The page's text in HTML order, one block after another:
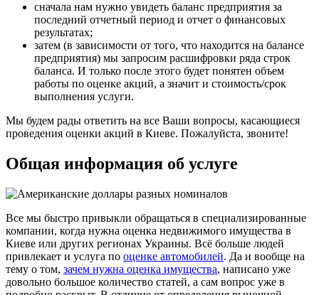
сначала нам нужно увидеть баланс предприятия за
последний отчетный период и отчет о финансовых
результатах;
затем (в зависимости от того, что находится на балансе
предприятия) мы запросим расшифровки ряда строк
баланса. И только после этого будет понятен объем
работы по оценке акций, а значит и стоимость/срок
выполнения услуги.
Мы будем рады ответить на все Ваши вопросы, касающиеся
проведения оценки акций в Киеве. Пожалуйста, звоните!
Общая информация об услуге
Все мы быстро привыкли обращаться в специализированные
компании, когда нужна оценка недвижимого имущества в
Киеве или других регионах Украины. Всё больше людей
привлекает и услуга по оценке автомобилей. Да и вообще на
тему о том, зачем нужна оценка имущества, написано уже
довольно большое количество статей, а сам вопрос уже в